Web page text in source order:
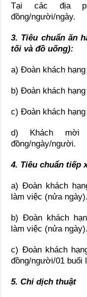
Tại các địa
đồng/người/ngày.
3. Tiêu chuẩn ăn
tối và đồ uống):
a) Đoàn khách
b) Đoàn khách
c) Đoàn khách
d) Khách mời
đồng/ngày/người.
4. Tiêu chuẩn tiếp
a) Đoàn khách
làm việc (nửa ngày).
b) Đoàn khách
làm việc (nửa ngày).
c) Đoàn khách
đồng/người/01 buổi
5. Chi dịch thuật